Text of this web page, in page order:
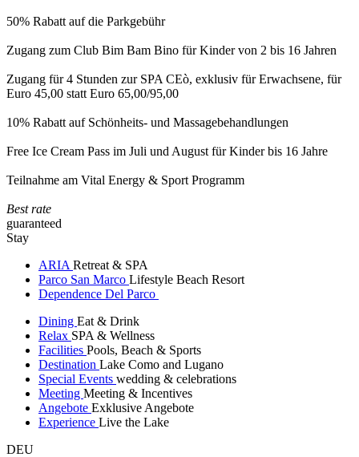
50% Rabatt auf die Parkgebühr
Zugang zum Club Bim Bam Bino für Kinder von 2 bis 16 Jahren
Zugang für 4 Stunden zur SPA CEò, exklusiv für Erwachsene, für
Euro 45,00 statt Euro 65,00/95,00
10% Rabatt auf Schönheits- und Massagebehandlungen
Free Ice Cream Pass im Juli und August für Kinder bis 16 Jahre
Teilnahme am Vital Energy & Sport Programm
Best rate
guaranteed
Stay
ARIA Retreat & SPA
Parco San Marco Lifestyle Beach Resort
Dependence Del Parco
Dining Eat & Drink
Relax SPA & Wellness
Facilities Pools, Beach & Sports
Destination Lake Como and Lugano
Special Events wedding & celebrations
Meeting Meeting & Incentives
Angebote Exklusive Angebote
Experience Live the Lake
DEU